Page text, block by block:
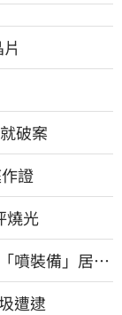
破案
證
燒光
噴裝備」居民
遭逮